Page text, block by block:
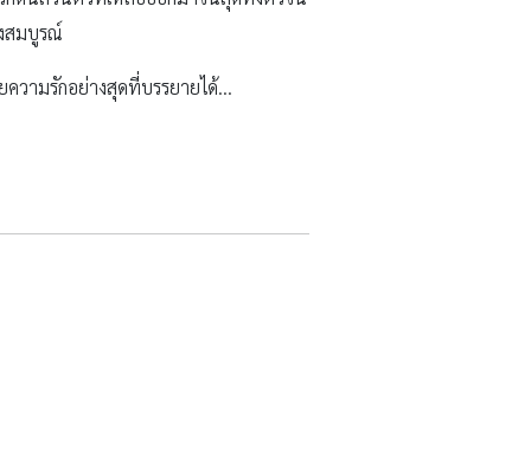
สมบูรณ์
วามรักอย่างสุดที่บรรยายได้…